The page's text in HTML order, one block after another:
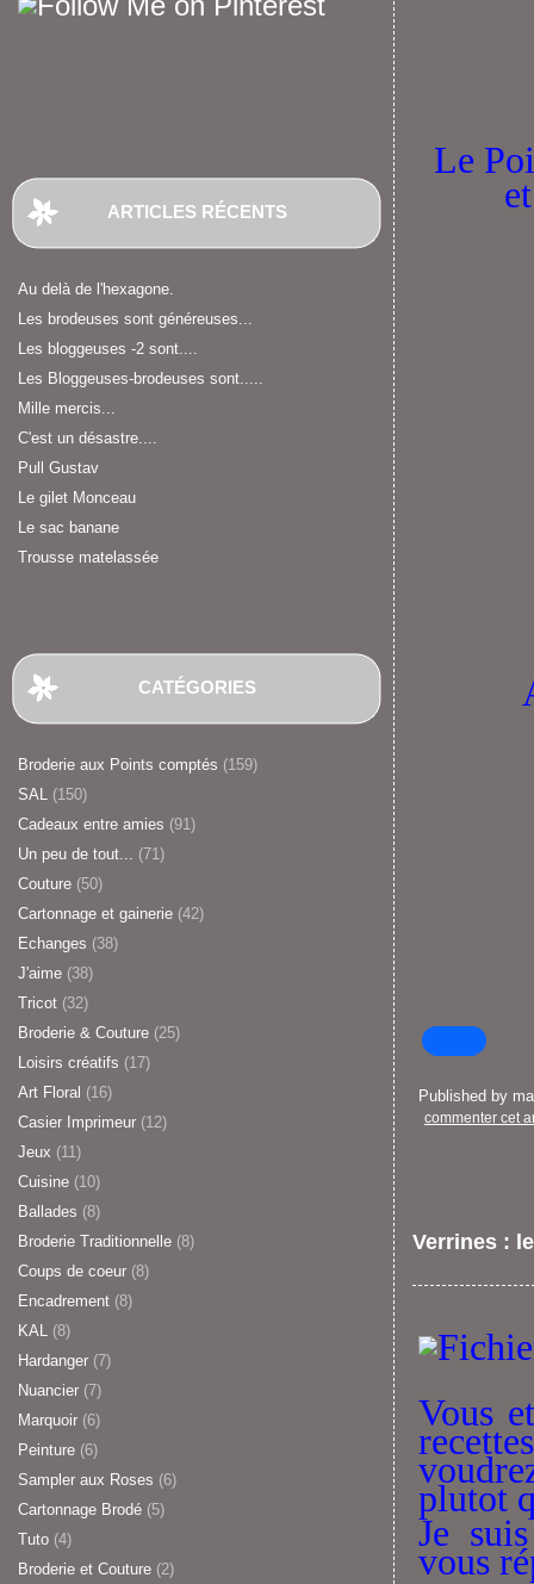
ARTICLES RÉCENTS
Au delà de l'hexagone.
Les brodeuses sont généreuses...
Les bloggeuses -2 sont....
Les Bloggeuses-brodeuses sont.....
Mille mercis...
C'est un désastre....
Pull Gustav
Le gilet Monceau
Le sac banane
Trousse matelassée
CATÉGORIES
Broderie aux Points comptés (159)
SAL (150)
Cadeaux entre amies (91)
Un peu de tout... (71)
Couture (50)
Cartonnage et gainerie (42)
Echanges (38)
J'aime (38)
Tricot (32)
Broderie & Couture (25)
Loisirs créatifs (17)
Art Floral (16)
Casier Imprimeur (12)
Jeux (11)
Cuisine (10)
Ballades (8)
Broderie Traditionnelle (8)
Coups de coeur (8)
Encadrement (8)
KAL (8)
Hardanger (7)
Nuancier (7)
Marquoir (6)
Peinture (6)
Sampler aux Roses (6)
Cartonnage Brodé (5)
Tuto (4)
Broderie et Couture (2)
Le
Published by
commenter cet
Verrines :
Vous
plutot
Je
vous